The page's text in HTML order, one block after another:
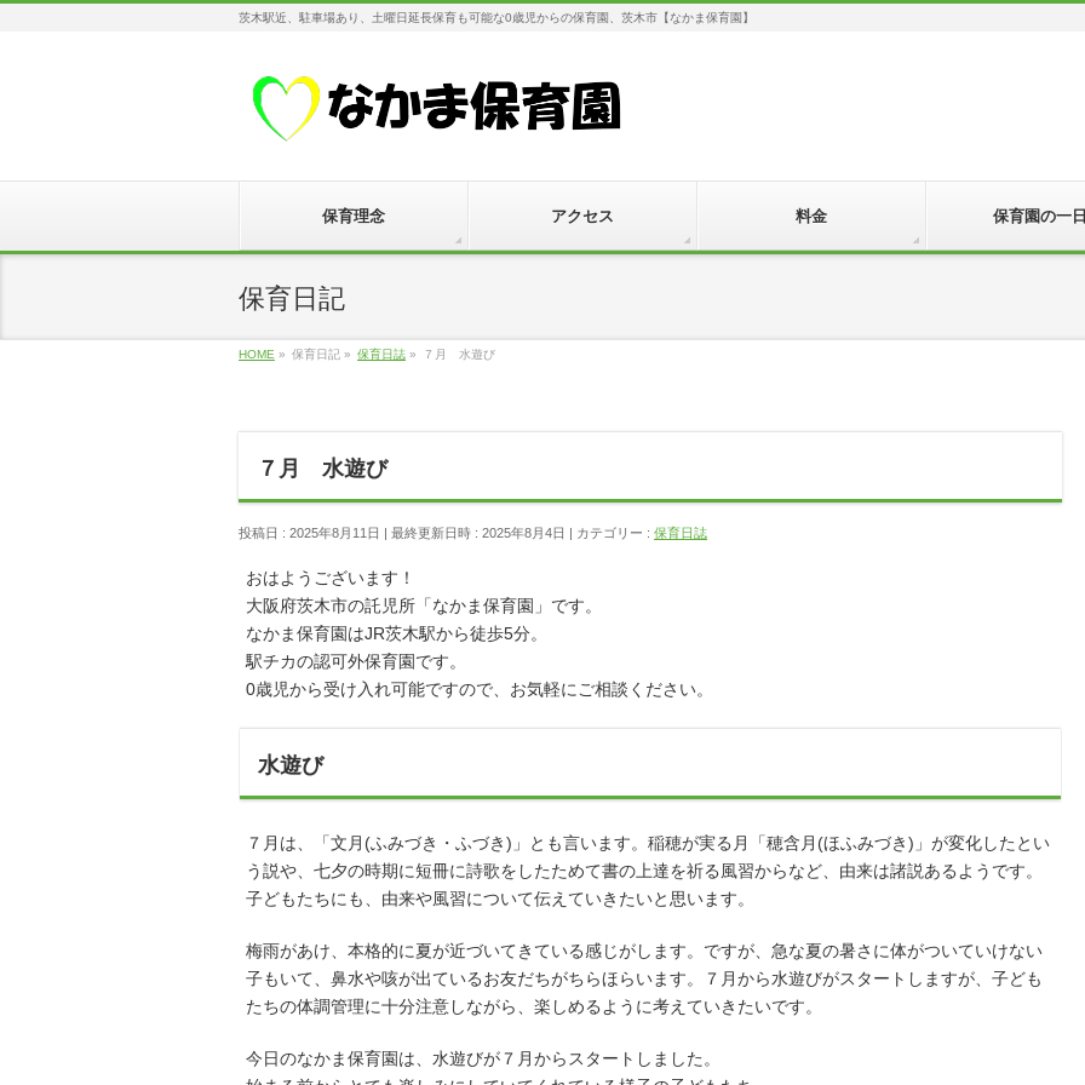
茨木駅近、駐車場あり、土曜日延長保育も可能な0歳児からの保育園、茨木市【なかま保育園】
保育理念 アクセス 料金 保育園の一
保育日記
HOME » 保育日記 » 保育日誌 » ７月 水遊び
７月 水遊び
投稿日 : 2025年8月11日 最終更新日時 : 2025年8月4日 カテゴリー : 保育日誌
おはようございます！
大阪府茨木市の託児所「なかま保育園」です。
なかま保育園はJR茨木駅から徒歩5分。
駅チカの認可外保育園です。
0歳児から受け入れ可能ですので、お気軽にご相談ください。
水遊び
７月は、「文月(ふみづき・ふづき)」とも言います。稲穂が実る月「穂含月(ほふみづき)」が変化したとい
う説や、七夕の時期に短冊に詩歌をしたためて書の上達を祈る風習からなど、由来は諸説あるようです。
子どもたちにも、由来や風習について伝えていきたいと思います。
梅雨があけ、本格的に夏が近づいてきている感じがします。ですが、急な夏の暑さに体がついていけない
子もいて、鼻水や咳が出ているお友だちがちらほらいます。７月から水遊びがスタートしますが、子ども
たちの体調管理に十分注意しながら、楽しめるように考えていきたいです。
今日のなかま保育園は、水遊びが７月からスタートしました。